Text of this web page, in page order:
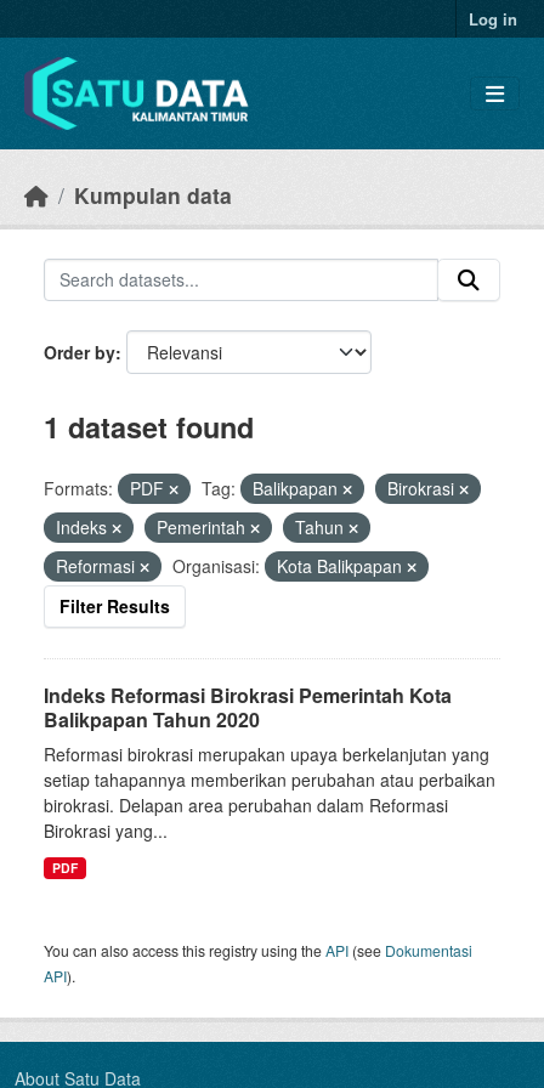
Log in
Kumpulan data
Order by
1 dataset found
Formats: PDF Tag: Balikpapan
Birokrasi
Indeks
Pemerintah
Tahun
Reformasi
Organisasi:
Kota Balikpapan
Filter Results
Indeks Reformasi Birokrasi Pemerintah Kota
Balikpapan Tahun 2020
Reformasi birokrasi merupakan upaya berkelanjutan yang
setiap tahapannya memberikan perubahan atau perbaikan
birokrasi. Delapan area perubahan dalam Reformasi
Birokrasi yang...
PDF
You can also access this registry using theAPI (see Dokumentasi
API).
About Satu Data